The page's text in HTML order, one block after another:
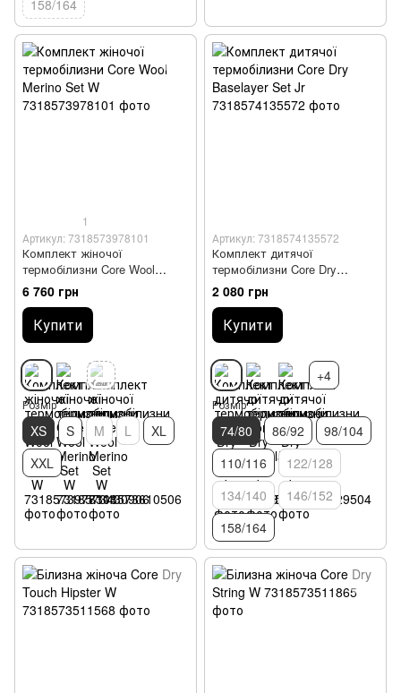
158/164
1
Артикул: 7318573978101
Комплект жіночої
термобілизни Core Wool
Merino Set W
6 760 грн
Купити
Розмір
XS S M L
XL
XXL
Артикул: 7318574135572
Комплект дитячої
термобілизни Core Dry
Baselayer Set Jr
2 080 грн
Купити
+4
Розмір
74/80 86/92
98/104
110/116
122/128
134/140
146/152
158/164